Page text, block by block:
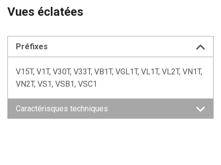
Vues éclatées
Préfixes
V15T, V1T, V30T, V33T, VB1T, VGL1T, VL1T, VL2T, VN1T,
VN2T, VS1, VSB1, VSC1
Caractérisques techniques